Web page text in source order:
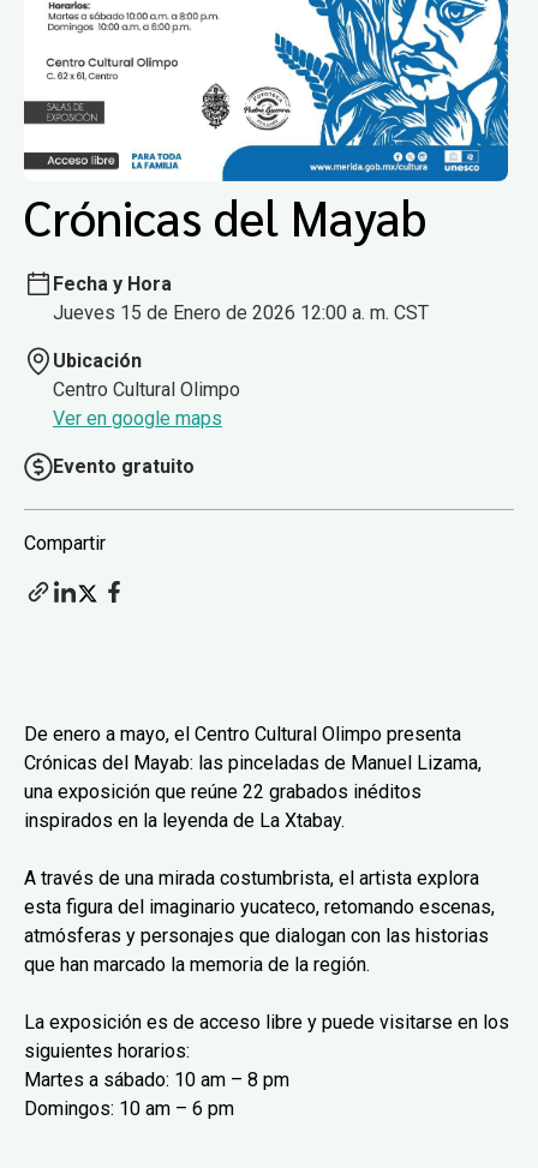
Crónicas del Mayab
Fecha y Hora
Jueves 15 de Enero de 2026 12:00 a. m. CST
Ubicación
Centro Cultural Olimpo
Ver en google maps
Evento gratuito
Compartir
De enero a mayo, el Centro Cultural Olimpo presenta
Crónicas del Mayab: las pinceladas de Manuel Lizama,
una exposición que reúne 22 grabados inéditos
inspirados en la leyenda de La Xtabay.
A través de una mirada costumbrista, el artista explora
esta figura del imaginario yucateco, retomando escenas,
atmósferas y personajes que dialogan con las historias
que han marcado la memoria de la región.
La exposición es de acceso libre y puede visitarse en los
siguientes horarios:
Martes a sábado: 10 am – 8 pm
Domingos: 10 am – 6 pm